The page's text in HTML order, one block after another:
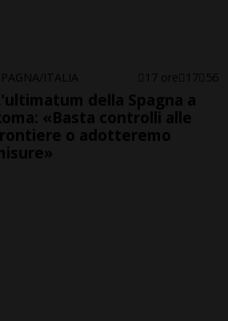
ITALIA 17 ore 17 56
della Spagna a
«Basta controlli alle
o adotteremo